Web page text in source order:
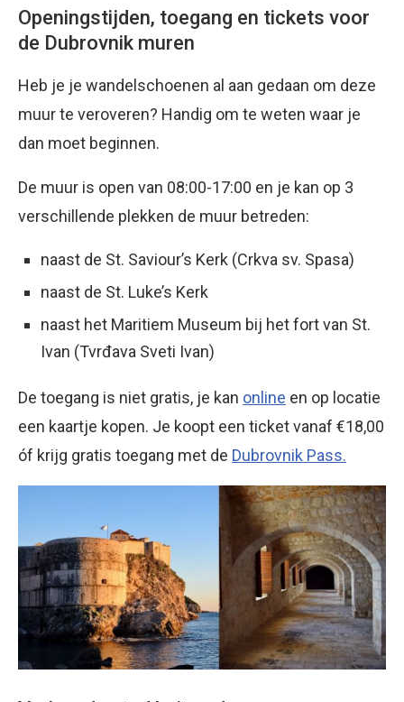
Openingstijden, toegang en tickets voor
de Dubrovnik muren
Heb je je wandelschoenen al aan gedaan om deze
muur te veroveren? Handig om te weten waar je
dan moet beginnen.
De muur is open van 08:00-17:00 en je kan op 3
verschillende plekken de muur betreden:
naast de St. Saviour’s Kerk (Crkva sv. Spasa)
naast de St. Luke’s Kerk
naast het Maritiem Museum bij het fort van St.
Ivan (Tvrđava Sveti Ivan)
De toegang is niet gratis, je kan online en op locatie
een kaartje kopen. Je koopt een ticket vanaf €18,00
óf krijg gratis toegang met de Dubrovnik Pass.